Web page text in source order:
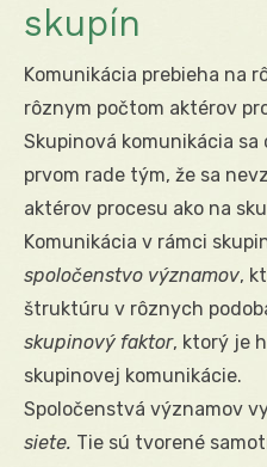
skupín
Komunikácia prebieha na
rôznym počtom aktérov
Skupinová komunikácia
prvom rade tým, že sa
aktérov procesu ako na
Komunikácia v rámci
spoločenstvo významov,
štruktúru v rôznych
skupinový faktor, ktorý je
skupinovej komunikácie.
Spoločenstvá významov
siete. Tie sú tvorené